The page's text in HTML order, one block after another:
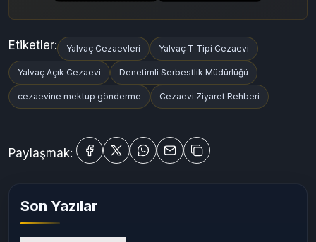
Yalvaç Açık Cezaevi Denetimli Serbestlik Müdürlüğü
cezaevine mektup gönderme Cezaevi Ziyaret Rehberi
Paylaşmak: